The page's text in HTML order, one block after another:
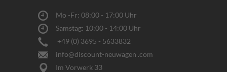
Mo -Fr: 08:00 - 17:00 Uhr
Samstag: 10:00 - 14:00 Uhr
+49 (0) 3695 - 5633832
info@discount-neuwagen .com
Im Vorwerk 33